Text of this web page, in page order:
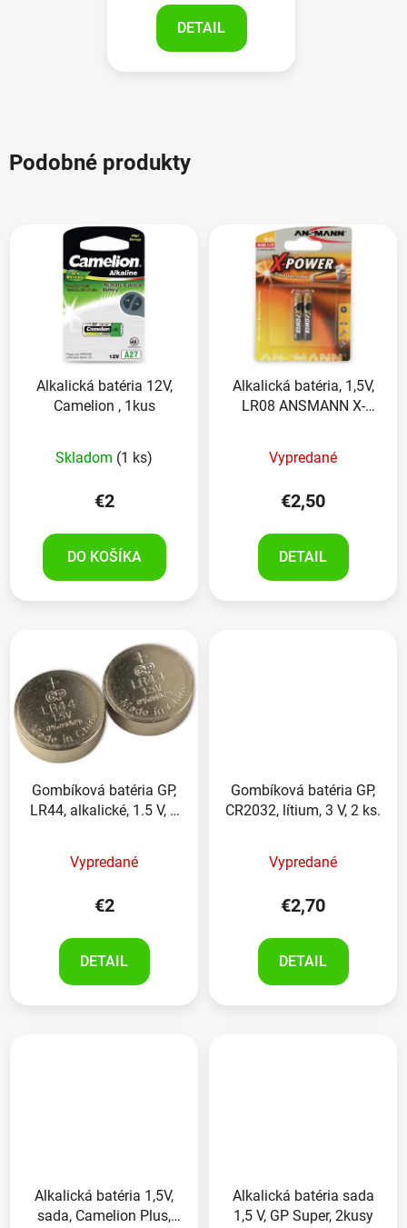
DETAIL
Podobné produkty
Alkalická batéria 12V,
Camelion , 1kus
Skladom (1 ks)
€2
DO KOŠÍKA
Alkalická batéria, 1,5V,
LR08 ANSMANN X-
Vypredané
€2,50
DETAIL
Gombíková batéria GP,
LR44, alkalické, 1.5 V, 2
Vypredané
€2
DETAIL
Gombíková batéria GP,
CR2032, lítium, 3 V, 2 ks.
Vypredané
€2,70
DETAIL
Alkalická batéria 1,5V,
sada, Camelion Plus,
Alkalická batéria sada
1,5 V, GP Super, 2kusy